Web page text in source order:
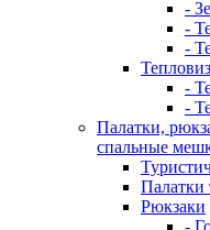
-
-
-
-
-
Палатки,
спальные
Палатки
Рюкзаки
-